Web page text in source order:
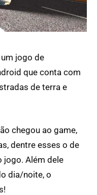
jogo de
que conta com
de terra e
chegou ao game,
dentre esses o de
jogo. Além dele
dia/noite, o